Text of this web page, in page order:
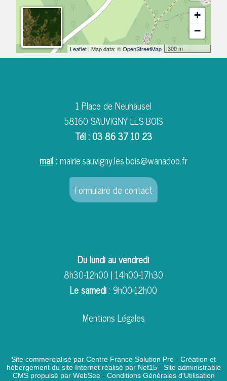
+
−
300 m
Leaflet| Map data: ©OpenStreetMap
1 Place de Neuhäusel
58160 SAUVIGNY LES BOIS
Tél : 03 86 37 10 23
mail:mairie.sauvigny.les.bois@wanadoo.fr
Formulaire de contact
Du lundi au vendredi
8h30-12h00 | 14h00-17h30
Le samedi: 9h00-12h00
Mentions Légales
Site commercialisé par Centre France Solution Pro - Création et
hébergement du site Internet réalisé par Net15- Site administrable
CMS propulsé par WebSee- Conditions Générales d'Utilisation